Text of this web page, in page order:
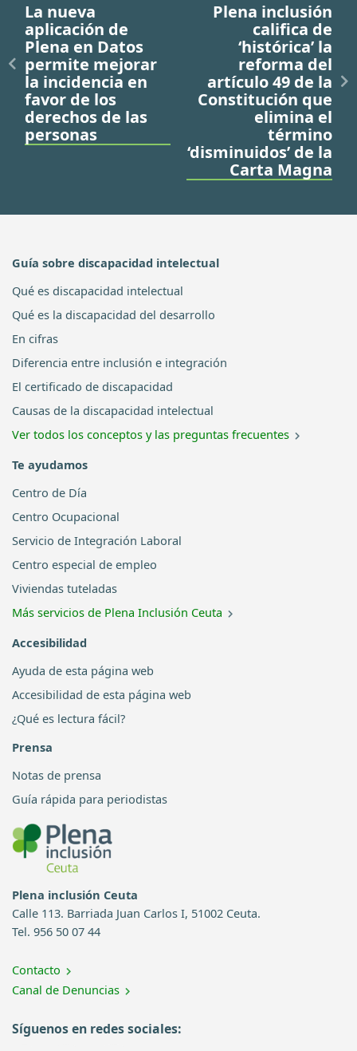
La nueva
aplicación de
Plena en Datos
permite mejorar
la incidencia en
favor de los
derechos de las
personas
Plena inclusión
califica de
‘histórica’ la
reforma del
artículo 49 de la
Constitución que
elimina el
término
‘disminuidos’ de la
Carta Magna
Guía sobre discapacidad intelectual
Qué es discapacidad intelectual
Qué es la discapacidad del desarrollo
En cifras
Diferencia entre inclusión e integración
El certificado de discapacidad
Causas de la discapacidad intelectual
Ver todos los conceptos y las preguntas frecuentes
Te ayudamos
Centro de Día
Centro Ocupacional
Servicio de Integración Laboral
Centro especial de empleo
Viviendas tuteladas
Más servicios de Plena Inclusión Ceuta
Accesibilidad
Ayuda de esta página web
Accesibilidad de esta página web
¿Qué es lectura fácil?
Prensa
Notas de prensa
Guía rápida para periodistas
Plena inclusión Ceuta
Calle 113. Barriada Juan Carlos I, 51002 Ceuta.
Tel. 956 50 07 44
Contacto
Canal de Denuncias
Síguenos en redes sociales: